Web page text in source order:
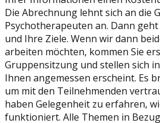
Die Abrechnung lehnt sich an die
Psychotherapeuten an. Dann
und Ihre Ziele. Wenn wir dann
arbeiten möchten, kommen Sie
Gruppensitzung und stellen sich
Ihnen angemessen erscheint. Es
um mit den Teilnehmenden
haben Gelegenheit zu erfahren,
funktioniert. Alle Themen in